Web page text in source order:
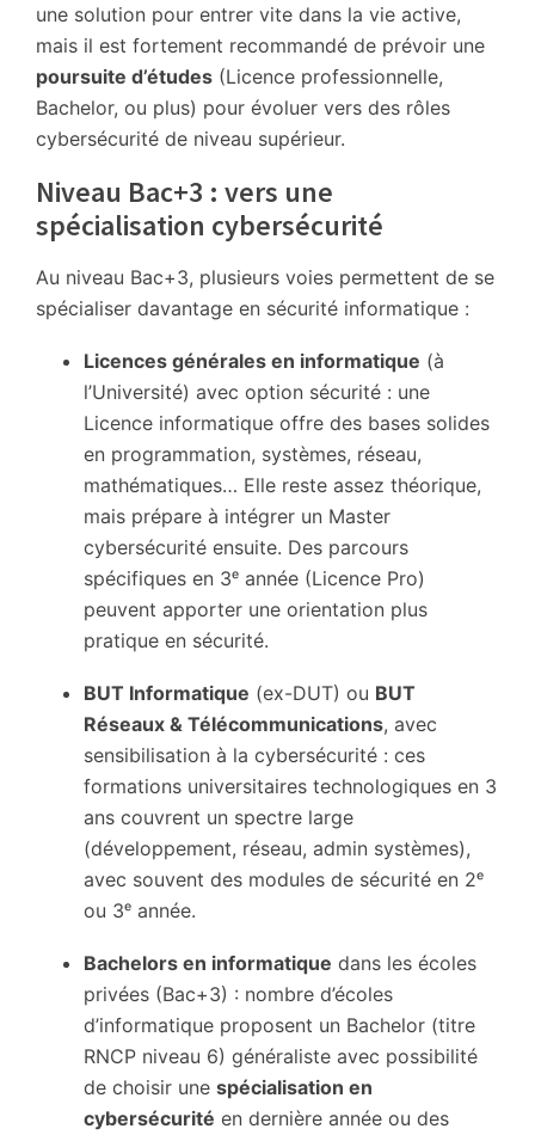
une solution pour entrer vite dans la vie active,
mais il est fortement recommandé de prévoir une
poursuite d’études (Licence professionnelle,
Bachelor, ou plus) pour évoluer vers des rôles
cybersécurité de niveau supérieur.
Niveau Bac+3 : vers une
spécialisation cybersécurité
Au niveau Bac+3, plusieurs voies permettent de se
spécialiser davantage en sécurité informatique :
Licences générales en informatique (à
l’Université) avec option sécurité : une
Licence informatique offre des bases solides
en programmation, systèmes, réseau,
mathématiques… Elle reste assez théorique,
mais prépare à intégrer un Master
cybersécurité ensuite. Des parcours
spécifiques en 3ᵉ année (Licence Pro)
peuvent apporter une orientation plus
pratique en sécurité.
BUT Informatique (ex-DUT) ou BUT
Réseaux & Télécommunications, avec
sensibilisation à la cybersécurité : ces
formations universitaires technologiques en 3
ans couvrent un spectre large
(développement, réseau, admin systèmes),
avec souvent des modules de sécurité en 2ᵉ
ou 3ᵉ année.
Bachelors en informatique dans les écoles
privées (Bac+3) : nombre d’écoles
d’informatique proposent un Bachelor (titre
RNCP niveau 6) généraliste avec possibilité
de choisir une spécialisation en
cybersécurité en dernière année ou des